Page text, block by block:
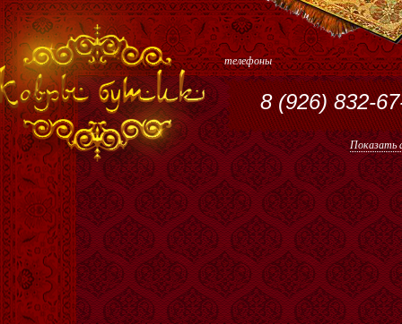
телефоны
8 (926) 832-
Показать